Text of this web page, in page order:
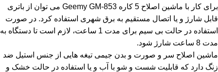
برای کار با ماشین اصلاح 5 کاره Geemy GM-853 می توان از باتری
قابل شارژ و یا اتصال مستقیم به برق شهری استفاده کرد. در صورت
استفاده در حالت بی سیم برای مدت 1 ساعت، لازم است تا دستگاه به
مدت 8 ساعت شارژ شود.
ماشین اصلاح سر و صورت و بدن جیمی تیغه هایی از جنس استیل ضد
زنگ دارد که قابلیت شست و شو با آب و یا استفاده در حالت خشک و